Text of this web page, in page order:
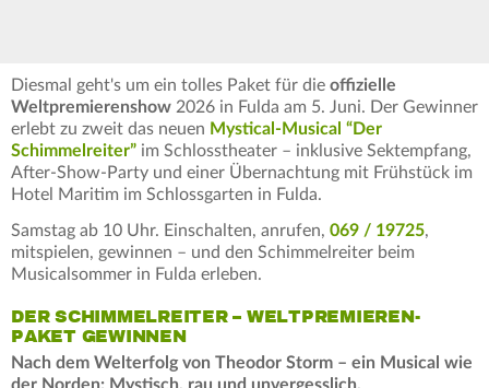
Diesmal geht's um ein tolles Paket für die offizielle
Weltpremierenshow 2026 in Fulda am 5. Juni. Der Gewinner
erlebt zu zweit das neuen Mystical-Musical “Der
Schimmelreiter” im Schlosstheater – inklusive Sektempfang,
After-Show-Party und einer Übernachtung mit Frühstück im
Hotel Maritim im Schlossgarten in Fulda.
Samstag ab 10 Uhr. Einschalten, anrufen, 069 / 19725,
mitspielen, gewinnen – und den Schimmelreiter beim
Musicalsommer in Fulda erleben.
DER SCHIMMELREITER – WELTPREMIEREN-
PAKET GEWINNEN
Nach dem Welterfolg von Theodor Storm – ein Musical wie